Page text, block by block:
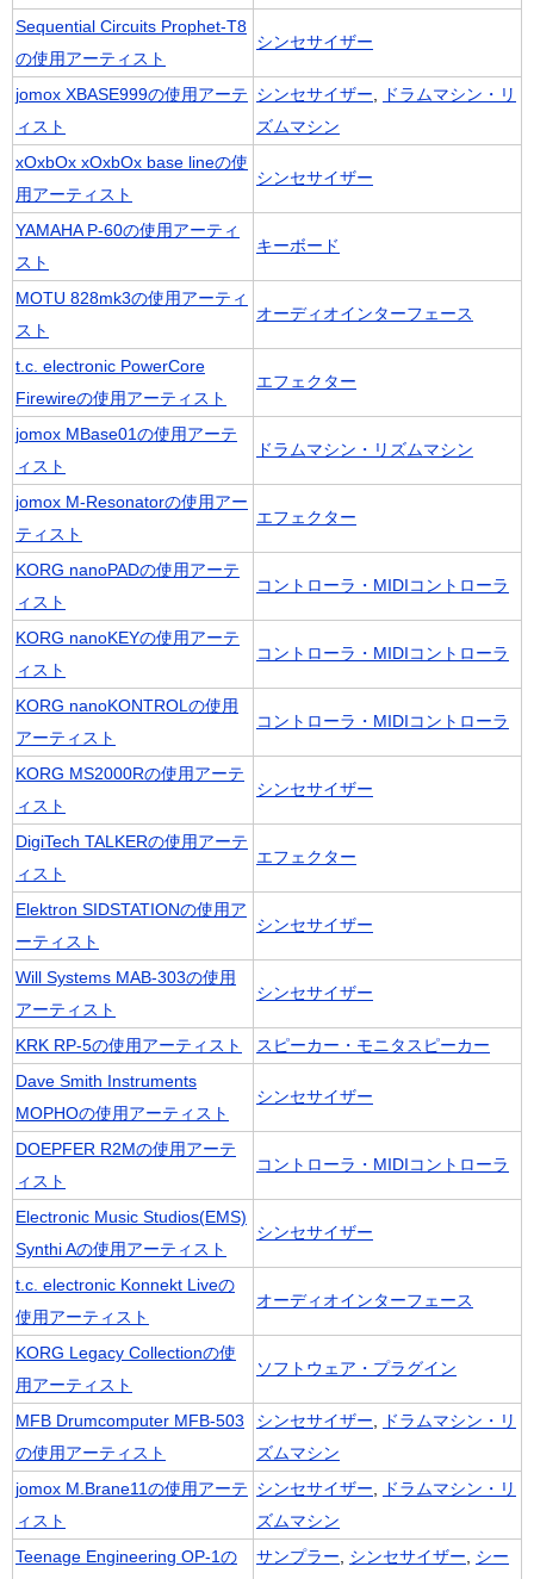
Sequential Circuits Prophet-T8
の使用アーティスト
シンセサイザー
jomox XBASE999の使用アーテ
ィスト
シンセサイザー,
ドラムマシン・リ
ズムマシン
xOxbOx xOxbOx base lineの使
用アーティスト
シンセサイザー
YAMAHA P-60の使用アーティ
スト
キーボード
MOTU 828mk3の使用アーティ
スト
オーディオインターフェース
t.c. electronic PowerCore
Firewireの使用アーティスト
エフェクター
jomox MBase01の使用アーテ
ィスト
ドラムマシン・リズムマシン
jomox M-Resonatorの使用アー
ティスト
エフェクター
KORG nanoPADの使用アーテ
ィスト
コントローラ・MIDIコントローラ
KORG nanoKEYの使用アーテ
ィスト
コントローラ・MIDIコントローラ
KORG nanoKONTROLの使用
アーティスト
コントローラ・MIDIコントローラ
KORG MS2000Rの使用アーテ
ィスト
シンセサイザー
DigiTech TALKERの使用アーテ
ィスト
エフェクター
Elektron SIDSTATIONの使用ア
ーティスト
シンセサイザー
Will Systems MAB-303の使用
アーティスト
シンセサイザー
KRK RP-5の使用アーティスト
スピーカー・モニタスピーカー
Dave Smith Instruments
MOPHOの使用アーティスト
シンセサイザー
DOEPFER R2Mの使用アーテ
ィスト
コントローラ・MIDIコントローラ
Electronic Music Studios(EMS)
Synthi Aの使用アーティスト
シンセサイザー
t.c. electronic Konnekt Liveの
使用アーティスト
オーディオインターフェース
KORG Legacy Collectionの使
用アーティスト
ソフトウェア・プラグイン
MFB Drumcomputer MFB-503
の使用アーティスト
シンセサイザー,
ドラムマシン・リ
ズムマシン
jomox M.Brane11の使用アーテ
ィスト
シンセサイザー,
ドラムマシン・リ
ズムマシン
Teenage Engineering OP-1の
サンプラー, シンセサイザー, シー